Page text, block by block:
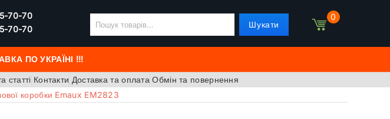
ПО УКРАЇНІ !!!
70-70
70-70
0
Шукати
статті Контакти Доставка та оплата Обмін та повернення
коробки Emaux EM2823